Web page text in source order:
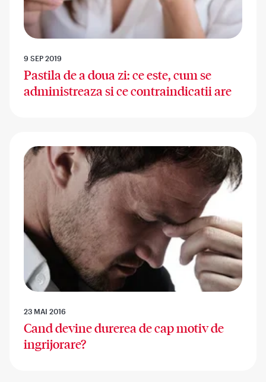
9 SEP 2019
Pastila de a doua zi: ce este, cum se
administreaza si ce contraindicatii are
23 MAI 2016
Cand devine durerea de cap motiv de
ingrijorare?